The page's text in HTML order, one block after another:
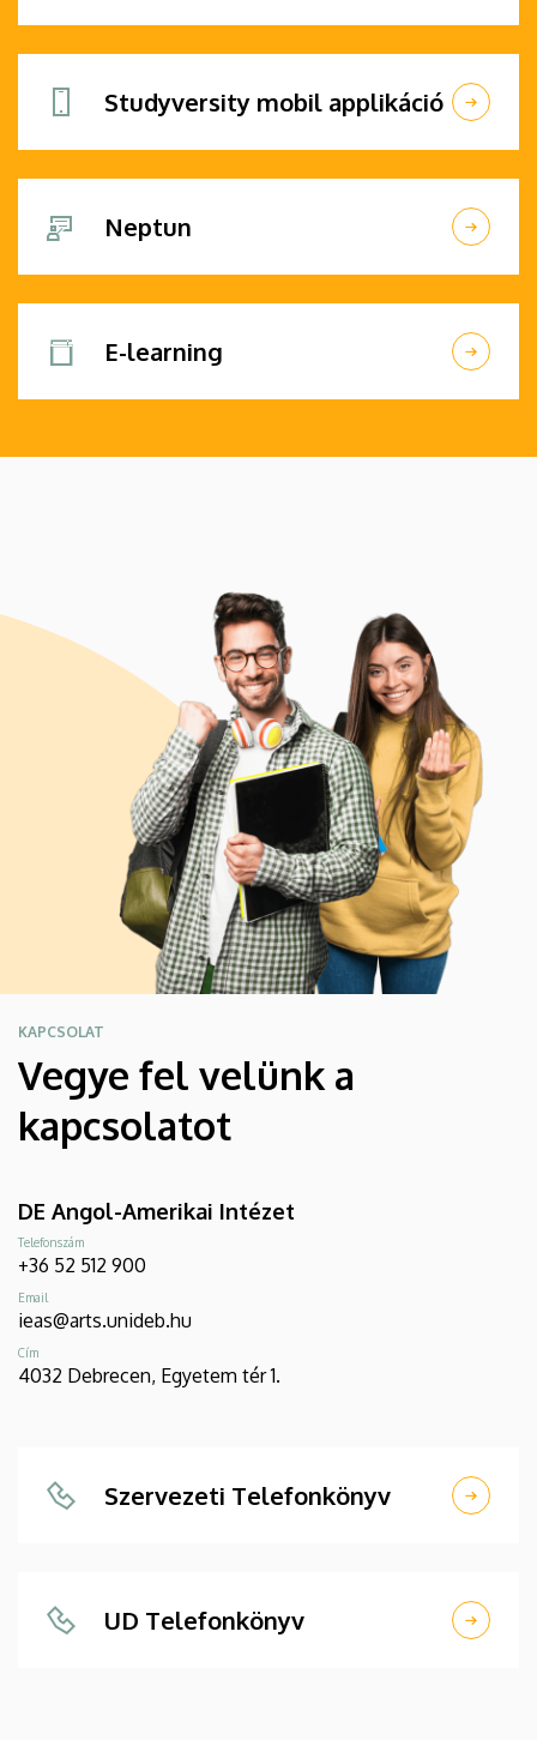
Studyversity mobil applikáció
Neptun
E-learning
KAPCSOLAT
Vegye fel velünk a
kapcsolatot
DE Angol-Amerikai Intézet
Telefonszám
+36 52 512 900
Email
ieas@arts.unideb.hu
Cím
4032 Debrecen, Egyetem tér 1.
Szervezeti Telefonkönyv
UD Telefonkönyv